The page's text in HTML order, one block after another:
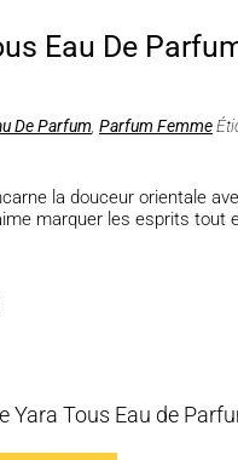
Eau De
De Parfum Parfum Femme
la douceur orientale
marquer les esprits tout
Yara Tous Eau de